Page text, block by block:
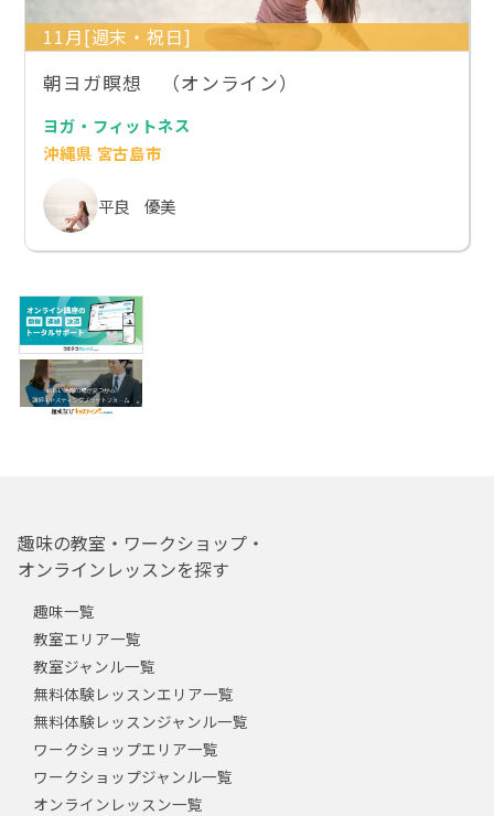
11月[週末・祝日]
朝ヨガ瞑想 （オンライン）
ヨガ・フィットネス
沖縄県 宮古島市
平良 優美
趣味の教室・ワークショップ・
オンラインレッスンを探す
趣味一覧
教室エリア一覧
教室ジャンル一覧
無料体験レッスンエリア一覧
無料体験レッスンジャンル一覧
ワークショップエリア一覧
ワークショップジャンル一覧
オンラインレッスン一覧